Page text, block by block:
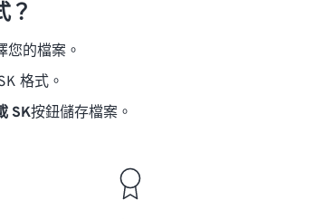
？
您的檔案。
格式。
SK按鈕儲存檔案。